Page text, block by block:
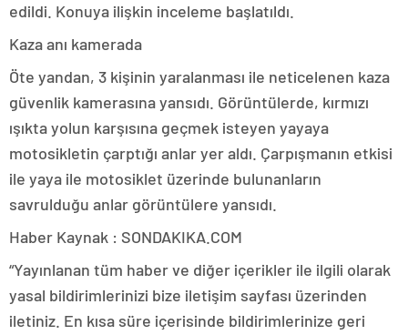
edildi. Konuya ilişkin inceleme başlatıldı.
Kaza anı kamerada
Öte yandan, 3 kişinin yaralanması ile neticelenen kaza
güvenlik kamerasına yansıdı. Görüntülerde, kırmızı
ışıkta yolun karşısına geçmek isteyen yayaya
motosikletin çarptığı anlar yer aldı. Çarpışmanın etkisi
ile yaya ile motosiklet üzerinde bulunanların
savrulduğu anlar görüntülere yansıdı.
Haber Kaynak : SONDAKIKA.COM
“Yayınlanan tüm haber ve diğer içerikler ile ilgili olarak
yasal bildirimlerinizi bize iletişim sayfası üzerinden
iletiniz. En kısa süre içerisinde bildirimlerinize geri